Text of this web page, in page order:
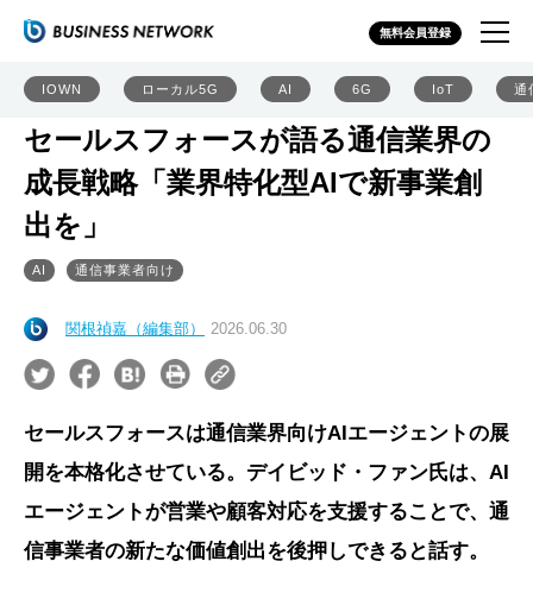
無料会員登録
IOWN ローカル5G AI 6G IoT 通
セールスフォースが語る通信業界の
成長戦略「業界特化型AIで新事業創
出を」
AI 通信事業者向け
関根禎嘉（編集部） 2026.06.30
セールスフォースは通信業界向けAIエージェントの展
開を本格化させている。デイビッド・ファン氏は、AI
エージェントが営業や顧客対応を支援することで、通
信事業者の新たな価値創出を後押しできると話す。